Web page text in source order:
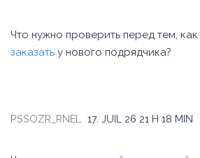
Что нужно проверить перед тем, как
заказать у нового подрядчика?
PSSOZR_RNEL 17. JUIL 26 21 H 18 MIN